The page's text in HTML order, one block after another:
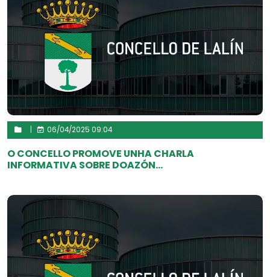
06/04/2025 09:04
O CONCELLO PROMOVE UNHA CHARLA
INFORMATIVA SOBRE DOAZÓN...